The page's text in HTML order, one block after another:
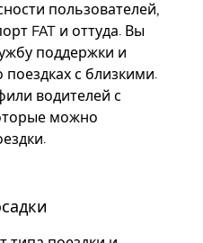
пользователей,
FAT и оттуда. Вы
поддержки и
с близкими.
водителей с
можно